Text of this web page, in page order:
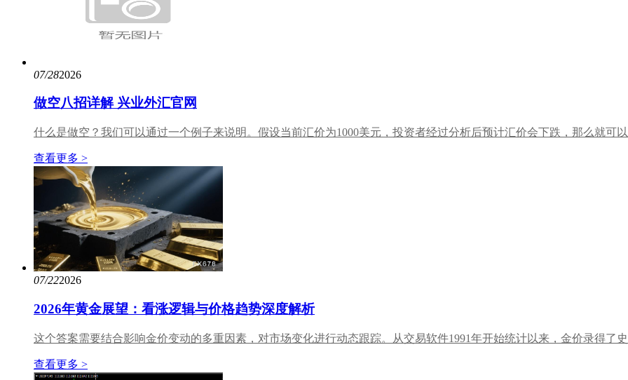
07/282026
做空八招详解 兴业外汇官网
什么是做空？我们可以通过一个例子来说明。假设当前汇价为1000美元，投资者经过分析后预计汇价会下跌，那么就可
查看更多 >
07/222026
2026年黄金展望：看涨逻辑与价格趋势深度解析
这个答案需要结合影响金价变动的多重因素，对市场变化进行动态跟踪。从交易软件1991年开始统计以来，金价录得了
查看更多 >